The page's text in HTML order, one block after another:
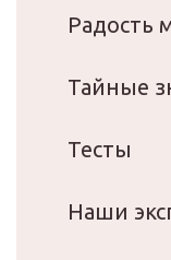
Радость
Тайные
Тесты
Наши